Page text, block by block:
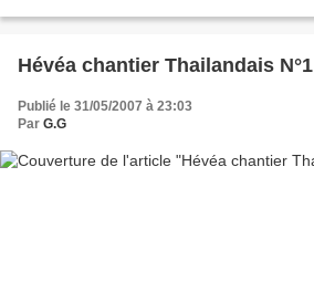
Hévéa chantier Thailandais N°1
Publié le 31/05/2007 à 23:03
Par G.G